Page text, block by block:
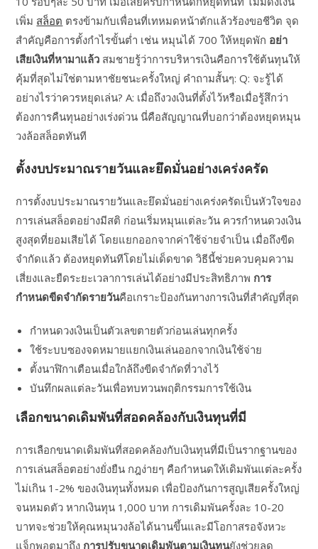
เพิ่ม สล็อต ตรงข้ามกับเพื่อนที่เทหมดหน้าตักแล้วร้องขอชีวิต จุด
สำคัญคือการตั้งกำไรขั้นต่ำ เช่น หมุนได้ 700 ให้หยุดพัก อย่า
เสียเงินที่หามาแล้ว สมชายรู้ว่าการบริหารเงินคือการใช้ต้นทุนให้
คุ้มที่สุดไม่ใช่ตามหาชัยชนะครั้งใหญ่ คำถามสั้นๆ: Q: จะรู้ได้
อย่างไรว่าควรหยุดเล่น? A: เมื่อถึงวงเงินที่ตั้งไว้หรือเมื่อรู้สึกว่า
ต้องการคืนทุนอย่างเร่งด่วน นี่คือสัญญาณที่บอกว่าต้องหยุดหมุน
วงล้อสล็อตทันที
ตั้งงบประมาณรายวันและยึดมั่นอย่างเคร่งครัด
การตั้งงบประมาณรายวันและยึดมั่นอย่างเคร่งครัดเป็นหัวใจของ
การเล่นสล็อตอย่างมีสติ ก่อนเริ่มหมุนแต่ละวัน ควรกำหนดวงเงิน
สูงสุดที่ยอมเสียได้ โดยแยกออกจากค่าใช้จ่ายจำเป็น เมื่อถึงขีด
จำกัดแล้ว ต้องหยุดทันทีโดยไม่เด็ดขาด วิธีนี้ช่วยควบคุมความ
เสี่ยงและยืดระยะเวลาการเล่นได้อย่างมีประสิทธิภาพ การ
กำหนดขีดจำกัดรายวันคือเกราะป้องกันทางการเงินที่สำคัญที่สุด
กำหนดวงเงินเป็นตัวเลขตายตัวก่อนเล่นทุกครั้ง
ใช้ระบบซองจดหมายแยกเงินเล่นออกจากเงินใช้จ่าย
ตั้งนาฬิกาเตือนเมื่อใกล้ถึงขีดจำกัดที่วางไว้
บันทึกผลแต่ละวันเพื่อทบทวนพฤติกรรมการใช้เงิน
เลือกขนาดเดิมพันที่สอดคล้องกับเงินทุนที่มี
การเลือกขนาดเดิมพันที่สอดคล้องกับเงินทุนที่มีเป็นรากฐานของ
การเล่นสล็อตอย่างยั่งยืน กฎง่ายๆ คือกำหนดให้เดิมพันแต่ละครั้ง
ไม่เกิน 1-2% ของเงินทุนทั้งหมด เพื่อป้องกันการสูญเสียครั้งใหญ่
จนหมดตัว หากเงินทุน 1,000 บาท การเดิมพันครั้งละ 10-20
บาทจะช่วยให้คุณหมุนวงล้อได้นานขึ้นและมีโอกาสรอจังหวะ
แจ็กพอตมาถึง การปรับขนาดเดิมพันตามเงินทุนยังช่วยลด